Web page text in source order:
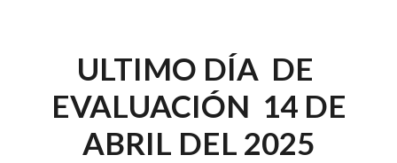
ULTIMO DÍA DE
EVALUACIÓN 14 DE
ABRIL DEL 2025